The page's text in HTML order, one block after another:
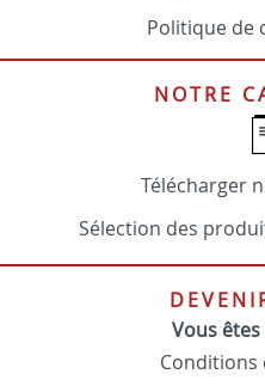
Politique de
NOTRE
Télécharger
Sélection des
Vous